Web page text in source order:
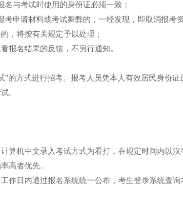
名与考试时使用的身份证必须一致；
考申请材料或考试舞弊的，一经发现，即取消报考
，将按有关规定予以处理；
报名结果的反馈，不另行通知。
”的方式进行招考。报考人员凭本人有效居民身份证
。
算机中文录入考试方式为看打，在规定时间内以汉
高者优先。
作日内通过报名系统统一公布，考生登录系统查询